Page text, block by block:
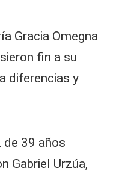
Gracia Omegna
fin a su
diferencias y
39 años
Gabriel Urzúa,